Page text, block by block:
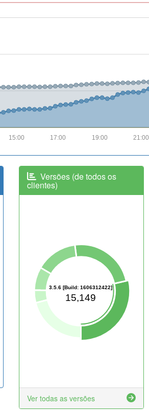
21:00
19:00
17:00
15:00
Versões (de todos os
clientes)
3.5.6 [Build: 1606312422]
15,149
Ver todas as versões